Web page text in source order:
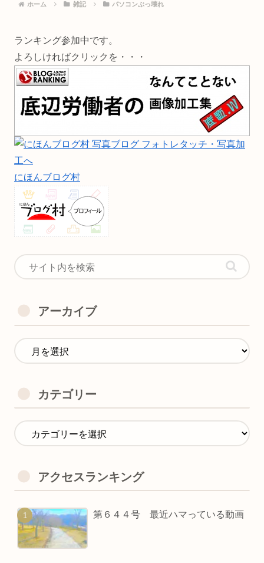
ホーム 雑記 パソコンぶっ壊れ
ランキング参加中です。
よろしければクリックを・・・
にほんブログ村
アーカイブ
カテゴリー
アクセスランキング
第６４４号 最近ハマっている動画